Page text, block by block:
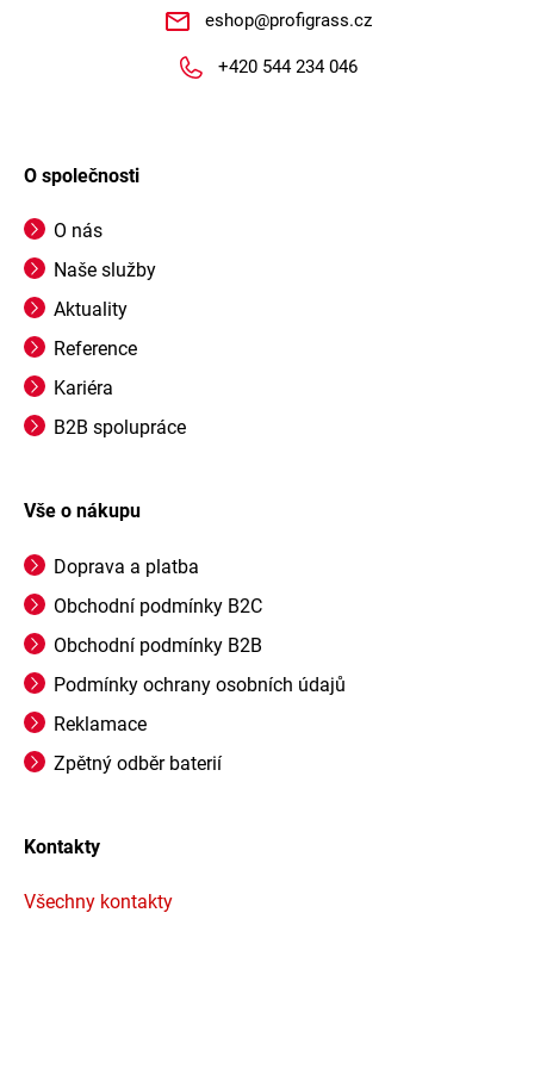
eshop@profigrass.cz
+420 544 234 046
O společnosti
O nás
Naše služby
Aktuality
Reference
Kariéra
B2B spolupráce
Vše o nákupu
Doprava a platba
Obchodní podmínky B2C
Obchodní podmínky B2B
Podmínky ochrany osobních údajů
Reklamace
Zpětný odběr baterií
Kontakty
Všechny kontakty